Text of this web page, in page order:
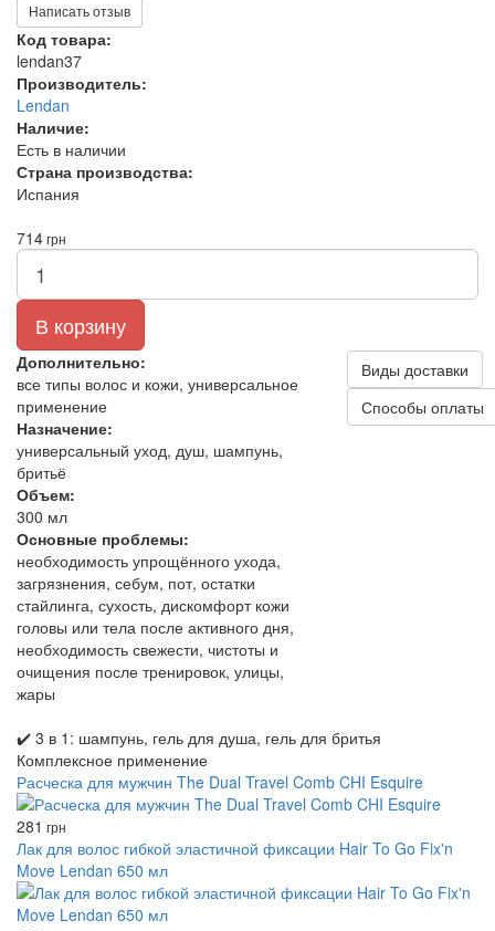
Написать отзыв
Код товара:
lendan37
Производитель:
Lendan
Наличие:
Есть в наличии
Страна производства:
Испания
714грн
В корзину
Дополнительно:
все типы волос и кожи, универсальное
применение
Назначение:
универсальный уход, душ, шампунь,
бритьё
Объем:
300 мл
Основные проблемы:
необходимость упрощённого ухода,
загрязнения, себум, пот, остатки
стайлинга, сухость, дискомфорт кожи
головы или тела после активного дня,
необходимость свежести, чистоты и
очищения после тренировок, улицы,
жары
Виды доставки
Способы оплаты
✔️ 3 в 1: шампунь, гель для душа, гель для бритья
Комплексное применение
Расческа для мужчин The Dual Travel Comb CHI Esquire
281 грн
Лак для волос гибкой эластичной фиксации Hair To Go Fix'n
Move Lendan 650 мл